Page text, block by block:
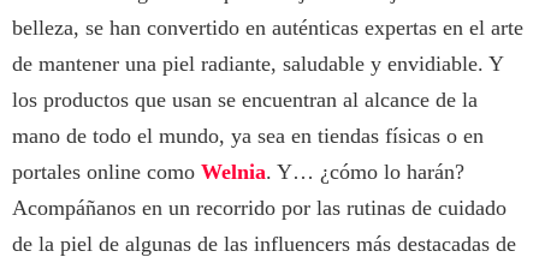
belleza, se han convertido en auténticas expertas en el arte
de mantener una piel radiante, saludable y envidiable. Y
los productos que usan se encuentran al alcance de la
mano de todo el mundo, ya sea en tiendas físicas o en
portales online como Welnia. Y… ¿cómo lo harán?
Acompáñanos en un recorrido por las rutinas de cuidado
de la piel de algunas de las influencers más destacadas de